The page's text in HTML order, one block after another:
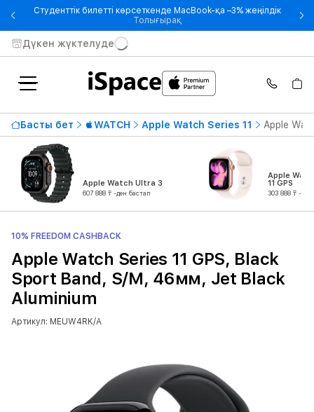
Студенттік билетті көрсеткенде MacBook-қа –3% жеңілдік
Толығырақ- Студенттік билетті
Дүкен жүктелуде
Басты бет WATCH Apple Watch Series 11 Apple
Apple Watch Ultra 3
607 888 ₸ -ден бастап
Apple
11 GPS
303 888 ₸ -ден
10% FREEDOM CASHBACK
Apple Watch Series 11 GPS, Black
Sport Band, S/M, 46мм, Jet Black
Aluminium
Артикул: MEUW4RK/A